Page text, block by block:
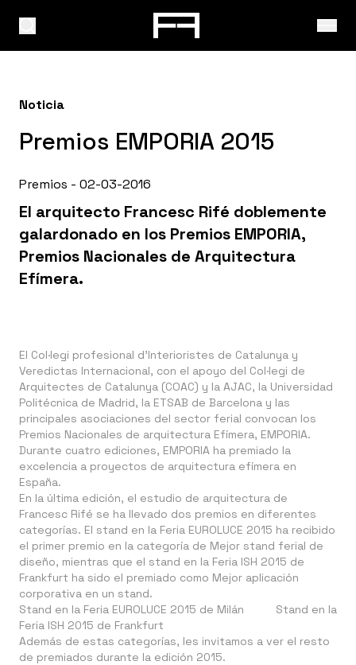
Noticia
Premios EMPORIA 2015
Premios - 02-03-2016
El arquitecto Francesc Rifé doblemente
galardonado en los Premios EMPORIA,
Premios Nacionales de Arquitectura
Efímera.
El Col·legi profesional d'Interioristes de Catalunya y
Veredictas Internacional, con el apoyo del Col·legi de
Arquitectes de Catalunya (COAC) y la AJAC, la Universidad
Politécnica de Madrid, la ETSAB de Barcelona y las
principales asociaciones del sector ferial convocan los
Premios Nacionales de arquitectura Efímera, EMPORIA.
Durante cuatro ediciones, EMPORIA ha premiado la
excelencia a proyectos de arquitectura efímera en
España.
En la última edición, el estudio de arquitectura de
Francesc Rifé se ha llevado dos premios en diferentes
categorías. El stand en la Feria EUROLUCE 2015 ha recibido
el primer premio en la categoría de Mejor stand ferial de
diseño, mientras que el stand en la Feria ISH 2015 de
Frankfurt ha sido el premiado como Mejor aplicación
corporativa en un stand.
Stand en la Feria EUROLUCE 2015 de Milán
Stand en la
Feria ISH 2015 de Frankfurt
Además de estas categorías, les invitamos a ver el resto
de premiados durante la edición 2015.